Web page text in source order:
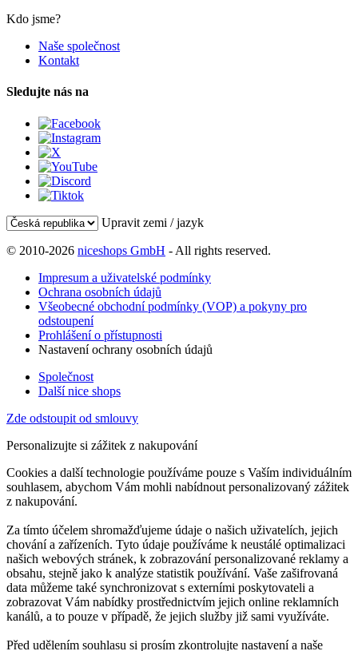
Kdo jsme?
Naše společnost
Kontakt
Sledujte nás na
Upravit zemi / jazyk
© 2010-2026 niceshops GmbH - All rights reserved.
Impresum a uživatelské podmínky
Ochrana osobních údajů
Všeobecné obchodní podmínky (VOP) a pokyny pro
odstoupení
Prohlášení o přístupnosti
Nastavení ochrany osobních údajů
Společnost
Další nice shops
Zde odstoupit od smlouvy
Personalizujte si zážitek z nakupování
Cookies a další technologie používáme pouze s Vaším individuálním
souhlasem, abychom Vám mohli nabídnout personalizovaný zážitek
z nakupování.
Za tímto účelem shromažďujeme údaje o našich uživatelích, jejich
chování a zařízeních. Tyto údaje používáme k neustálé optimalizaci
našich webových stránek, k zobrazování personalizované reklamy a
obsahu, stejně jako k analýze statistik používání. Vaše zašifrovaná
data můžeme také synchronizovat s externími poskytovateli a
zobrazovat Vám nabídky prostřednictvím jejich online reklamních
kanálů, a to pouze v případě, že jejich služby již sami využíváte.
Před udělením souhlasu si prosím zkontrolujte nastavení a naše